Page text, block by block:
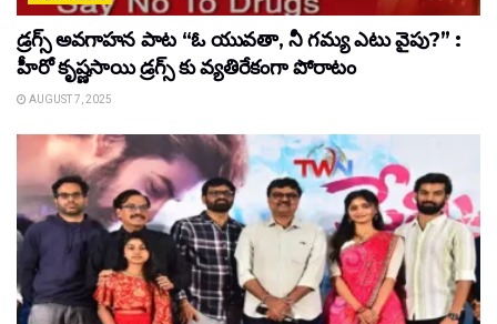
డ్రగ్స్ అవగాహన పాట “ఓ యువతా, నీ గమ్య ఎటు వైపు?” :
హీరో కృష్ణసాయి డ్రగ్స్ కు వ్యతిరేకంగా పోరాటం
AUGUST 7, 2025